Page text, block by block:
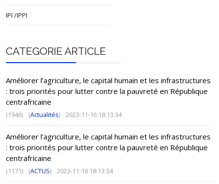
IPI /IPPI
CATEGORIE ARTICLE
Améliorer l’agriculture, le capital humain et les infrastructures
: trois priorités pour lutter contre la pauvreté en République
centrafricaine
(1946) (Actualités) 2023-11-16 18:13:34
Améliorer l’agriculture, le capital humain et les infrastructures
: trois priorités pour lutter contre la pauvreté en République
centrafricaine
(1171) (ACTUS) 2023-11-16 18:13:34